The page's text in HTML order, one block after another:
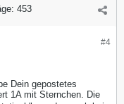
453
#4
Dein gepostetes
1A mit Sternchen. Die